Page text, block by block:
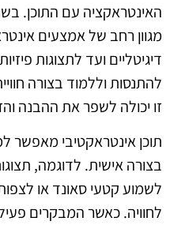
מגוון רחב של אמצעים
דיגיטליים ועד לתצוגות
להתנסות וללמוד בצורה
זו יכולה לשפר את ההבנה
תוכן אינטראקטיבי מאפשר
בצורה אישית. לדוגמה,
לשמוע קטעי סאונד או
לחוויה. כאשר המבקרים